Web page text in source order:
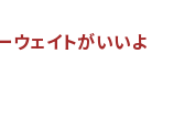
ウェイトがいいよ